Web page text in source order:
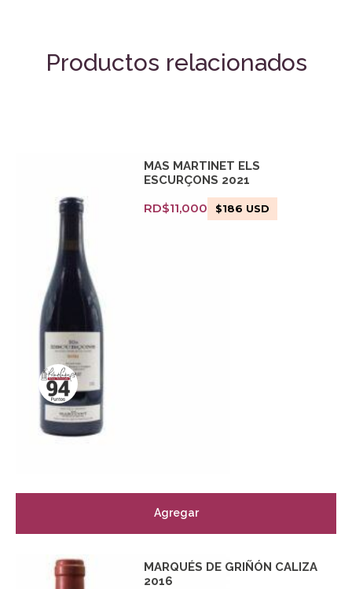
Productos relacionados
MAS MARTINET ELS
ESCURÇONS 2021
RD$11,000 $186 USD
Agregar
MARQUÉS DE GRIÑÓN CALIZA
2016